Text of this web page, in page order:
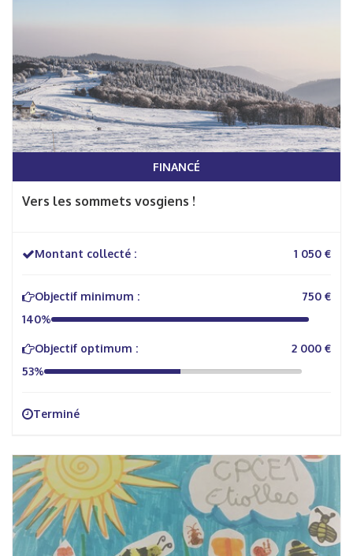
FINANCÉ
Vers les sommets vosgiens !
Montant collecté : 1 050 €
Objectif minimum :
750 €
140%
Objectif optimum :
2 000 €
53%
Terminé